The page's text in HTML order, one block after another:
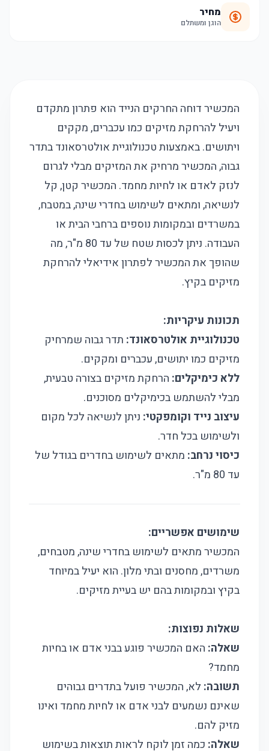
מחיר
הוגן ומשתלם
המכשיר דוחה החרקים הנייד הוא פתרון מתקדם
ויעיל להרחקת מזיקים כמו עכברים, מקקים
ויתושים. באמצעות טכנולוגיית אולטרסאונד בתדר
גבוה, המכשיר מרחיק את המזיקים מבלי לגרום
לנזק לאדם או לחיות מחמד. המכשיר קטן, קל
לנשיאה, ומתאים לשימוש בחדרי שינה, במטבח,
במשרדים ובמקומות נוספים ברחבי הבית או
העבודה. ניתן לכסות שטח של עד 80 מ"ר, מה
שהופך את המכשיר לפתרון אידיאלי להרחקת
מזיקים בקיץ.
תכונות עיקריות:
טכנולוגיית אולטרסאונד: תדר גבוה שמרחיק
מזיקים כמו יתושים, עכברים ומקקים.
ללא כימיקלים: הרחקת מזיקים בצורה טבעית,
מבלי להשתמש בכימיקלים מסוכנים.
עיצוב נייד וקומפקטי: ניתן לנשיאה לכל מקום
ולשימוש בכל חדר.
כיסוי נרחב: מתאים לשימוש בחדרים בגודל של
עד 80 מ"ר.
שימושים אפשריים:
המכשיר מתאים לשימוש בחדרי שינה, מטבחים,
משרדים, מחסנים ובתי מלון. הוא יעיל במיוחד
בקיץ ובמקומות בהם יש בעיית מזיקים.
שאלות נפוצות:
שאלה: האם המכשיר פוגע בבני אדם או בחיות
מחמד?
תשובה: לא, המכשיר פועל בתדרים גבוהים
שאינם נשמעים לבני אדם או לחיות מחמד ואינו
מזיק להם.
שאלה: כמה זמן לוקח לראות תוצאות בשימוש